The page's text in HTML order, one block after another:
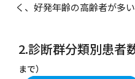
く、好発年齢の高齢者が多い
2.診断群分類別患者
まで）